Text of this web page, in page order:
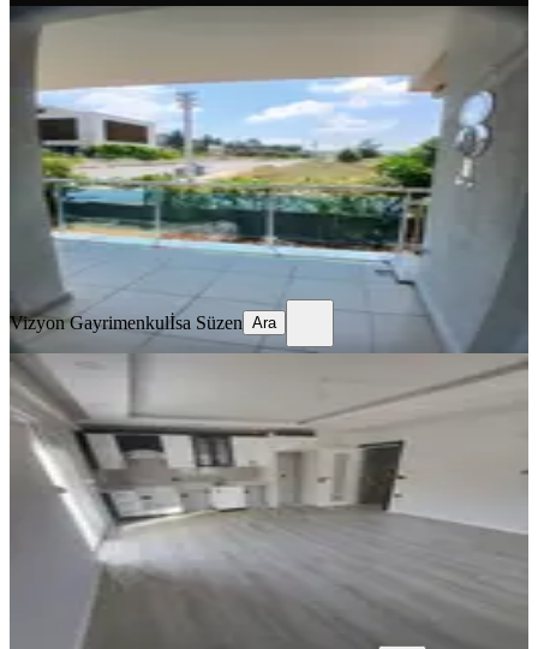
ÇOCUK PARKI
Manavgat, Sarılar Mahallesi
2+1· 100 m² · Yüksek giriş 24.07.2026
20.000 ₺
Vizyon Gayrimenkulİsa Süzen
Vizyon Gayrimenkulİsa Süzen Ara
BALKONLU
Arakat 2+1 Amerikan Mutfak
Manavgat, Sarılar Mahallesi
2+1·90 m² 2. Kat 16.07.2026
20.000 ₺
MANAVGAT 07 EMLAK yunus gençtürk